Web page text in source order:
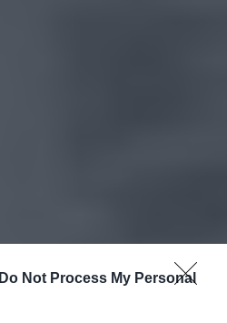
Do Not Process My Personal